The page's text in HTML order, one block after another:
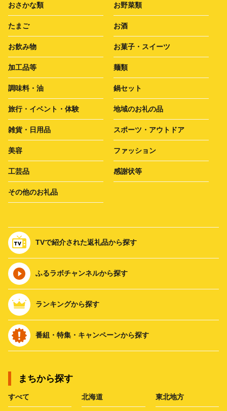
おさかな類 お野菜類
たまご お酒
お飲み物 お菓子・スイーツ
加工品等 麺類
調味料・油 鍋セット
旅行・イベント・体験 地域のお礼の品
雑貨・日用品 スポーツ・アウトドア
美容 ファッション
工芸品 感謝状等
その他のお礼品
TVで紹介された返礼品から探す
ふるラボチャンネルから探す
ランキングから探す
番組・特集・キャンペーンから探す
まちから探す
すべて 北海道 東北地方